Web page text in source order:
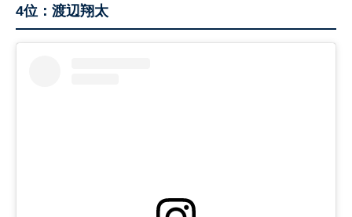
4位：渡辺翔太